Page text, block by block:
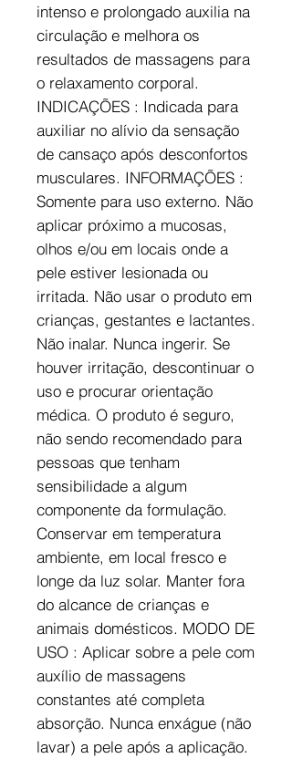
intenso e prolongado auxilia na
circulação e melhora os
resultados de massagens para
o relaxamento corporal.
INDICAÇÕES : Indicada para
auxiliar no alívio da sensação
de cansaço após desconfortos
musculares. INFORMAÇÕES :
Somente para uso externo. Não
aplicar próximo a mucosas,
olhos e/ou em locais onde a
pele estiver lesionada ou
irritada. Não usar o produto em
crianças, gestantes e lactantes.
Não inalar. Nunca ingerir. Se
houver irritação, descontinuar o
uso e procurar orientação
médica. O produto é seguro,
não sendo recomendado para
pessoas que tenham
sensibilidade a algum
componente da formulação.
Conservar em temperatura
ambiente, em local fresco e
longe da luz solar. Manter fora
do alcance de crianças e
animais domésticos. MODO DE
USO : Aplicar sobre a pele com
auxílio de massagens
constantes até completa
absorção. Nunca enxágue (não
lavar) a pele após a aplicação.